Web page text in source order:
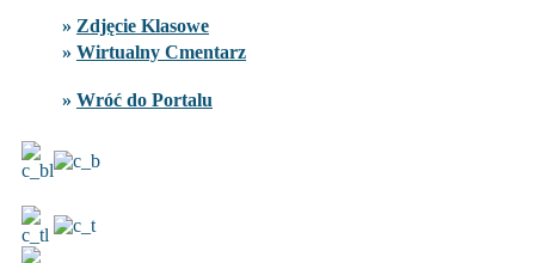
» Zdjęcie Klasowe
» Wirtualny Cmentarz
» Wróć do Portalu